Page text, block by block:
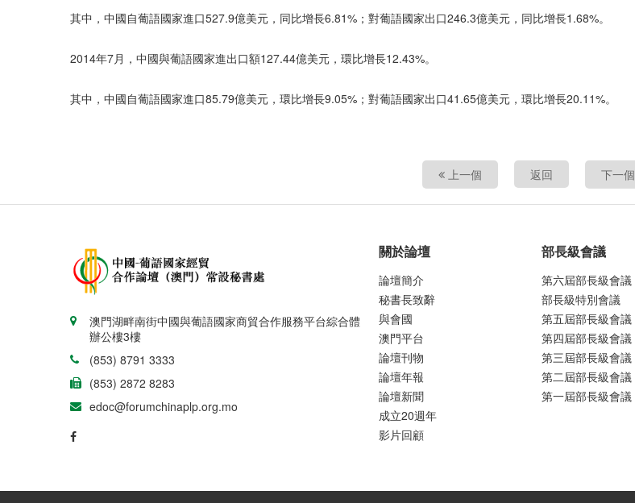
其中，中國自葡語國家進口527.9億美元，同比增長6.81%；對葡語國家出口246.3億美元，同比增長1.68%。
2014年7月，中國與葡語國家進出口額127.44億美元，環比增長12.43%。
其中，中國自葡語國家進口85.79億美元，環比增長9.05%；對葡語國家出口41.65億美元，環比增長20.11%。
上一個 返回 下一個
澳門湖畔南街中國與葡語國家商貿合作服務平台綜合體
辦公樓3樓
(853) 8791 3333
(853) 2872 8283
edoc@forumchinaplp.org.mo
關於論壇
論壇簡介
秘書長致辭
與會國
澳門平台
論壇刊物
論壇年報
論壇新聞
成立20週年
影片回顧
部長級會議
第六屆部長級會議
部長級特別會議
第五屆部長級會議
第四屆部長級會議
第三屆部長級會議
第二屆部長級會議
第一屆部長級會議